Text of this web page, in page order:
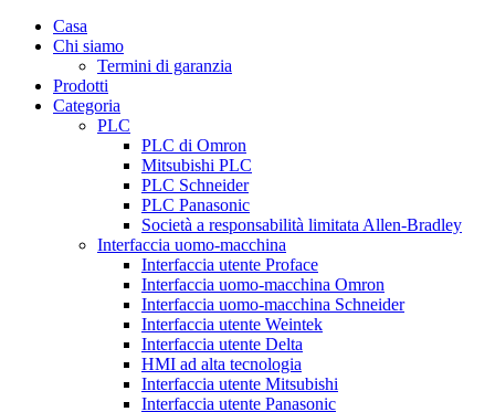
Casa
Chi siamo
Termini di garanzia
Prodotti
Categoria
PLC
PLC di Omron
Mitsubishi PLC
PLC Schneider
PLC Panasonic
Società a responsabilità limitata Allen-Bradley
Interfaccia uomo-macchina
Interfaccia utente Proface
Interfaccia uomo-macchina Omron
Interfaccia uomo-macchina Schneider
Interfaccia utente Weintek
Interfaccia utente Delta
HMI ad alta tecnologia
Interfaccia utente Mitsubishi
Interfaccia utente Panasonic